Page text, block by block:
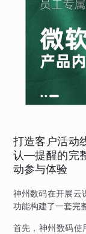
打造客户活动
认—提醒的完
动参与体验
神州数码在开展云
功能构建了一套完
首先，神州数码使